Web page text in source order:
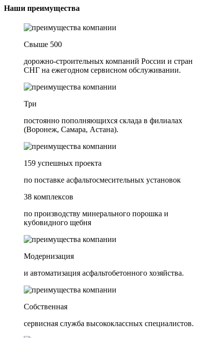
Наши преимущества
Свыше 500
дорожно-строительных компаний России и стран
СНГ на ежегодном сервисном обслуживании.
Три
постоянно пополняющихся склада в филиалах
(Воронеж, Самара, Астана).
159 успешных проекта
по поставке асфальтосмесительных установок
38 комплексов
по производству минерального порошка и
кубовидного щебня
Модернизация
и автоматизация асфальтобетонного хозяйства.
Собственная
сервисная служба высококлассных специалистов.